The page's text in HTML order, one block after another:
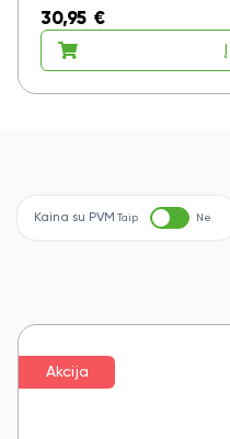
30,95 €
Kaina su PVM Taip Ne
Akcija